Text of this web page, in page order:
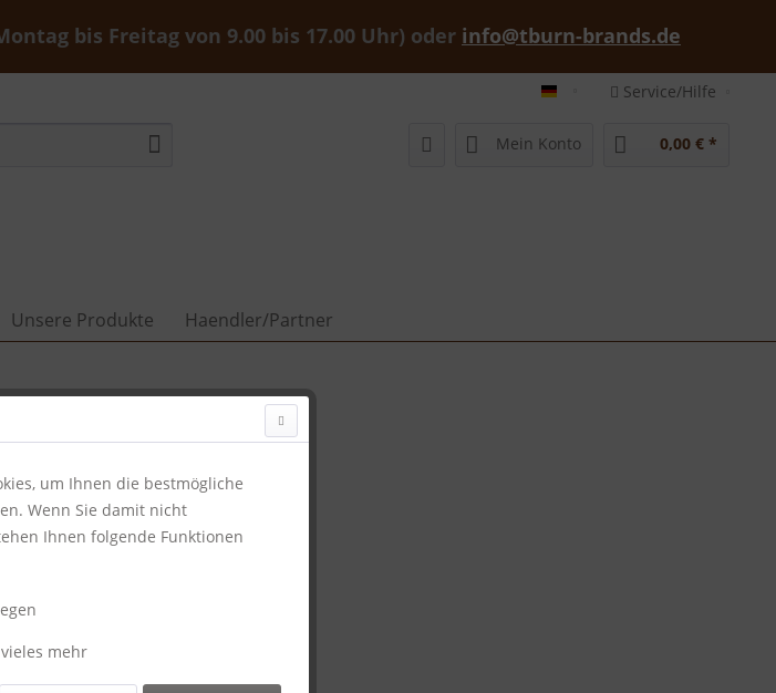
bis Freitag von 9.00 bis 17.00 Uhr) oder info@tburn-brands.de
tburn-brands-shop deutsch
Service/Hilfe
Mein Konto 0,00 € *
Unsere Produkte Haendler/Partner
um Ihnen die bestmögliche
Wenn Sie damit nicht
Ihnen folgende Funktionen
mehr